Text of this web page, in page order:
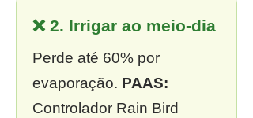
❌ 2. Irrigar ao meio-dia
Perde até 60% por
evaporação. PAAS:
Controlador Rain Bird